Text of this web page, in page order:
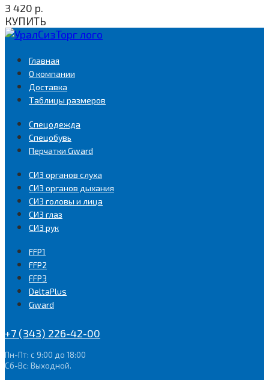
3 420 р.
КУПИТЬ
Главная
О компании
Доставка
Таблицы размеров
Спецодежда
Спецобувь
Перчатки Gward
СИЗ органов слуха
СИЗ органов дыхания
СИЗ головы и лица
СИЗ глаз
СИЗ рук
FFP1
FFP2
FFP3
DeltaPlus
Gward
+7 (343) 226-42-00
Пн-Пт: с 9:00 до 18:00
Сб-Вс: Выходной.